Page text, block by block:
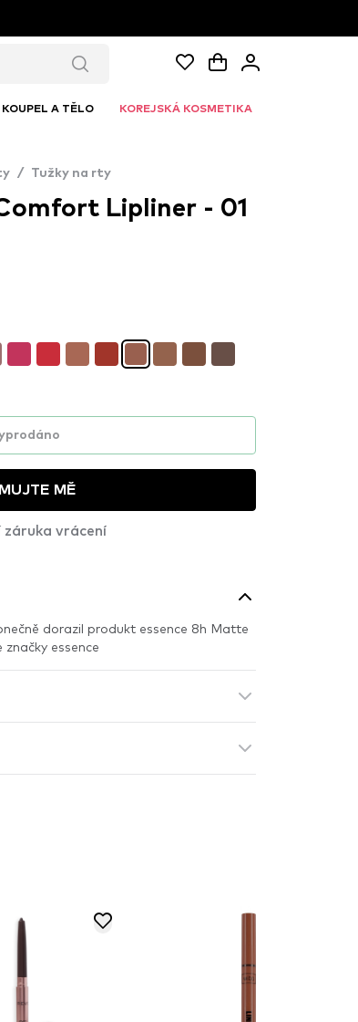
KOUPEL A TĚLO KOREJSKÁ KOSMETIKA
/ Tužky na rty
Lipliner - 01
MĚ
záruka vrácení
dorazil produkt essence 8h Matte
essence